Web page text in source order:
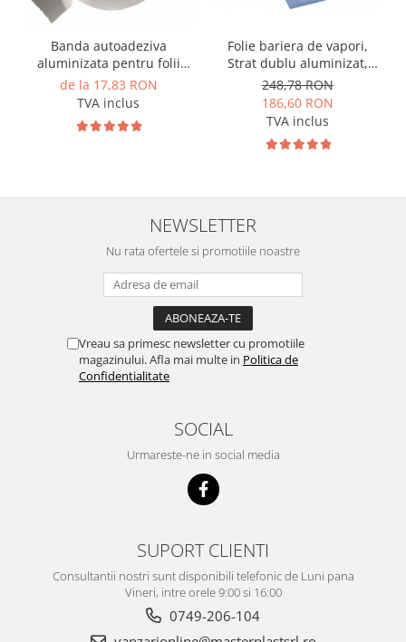
Banda autoadeziva
aluminizata pentru folii
bariera de vapori, ​​​​​​​ISOFLEX
TAPE
de la 17,83 RON
TVA inclus
Folie bariera de vapori,
Strat dublu aluminizat,
MASTERFOL SD 100 ALU, 75
mp
248,78 RON
186,60 RON
TVA inclus
NEWSLETTER
Nu rata ofertele si promotiile noastre
Vreau sa primesc newsletter cu promotiile
magazinului. Afla mai multe in Politica de
Confidentialitate
SOCIAL
Urmareste-ne in social media
SUPORT CLIENTI
Consultantii nostri sunt disponibili telefonic de Luni pana
Vineri, intre orele 9:00 si 16:00
0749-206-104